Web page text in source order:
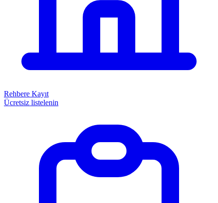
Rehbere Kayıt
Ücretsiz listelenin